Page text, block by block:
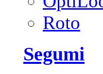
Roto
Segumi